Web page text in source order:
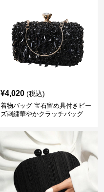
¥4,020 (税込)
着物バッグ 宝石留め具付きビー
ズ刺繍華やかクラッチバッグ